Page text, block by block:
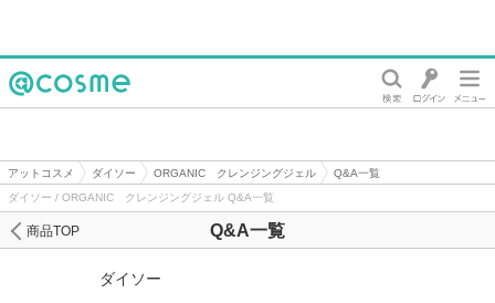
アットコスメ ダイソー ORGANIC クレンジングジェル
Q&A一覧
ダイソー / ORGANIC クレンジングジェル Q&A一覧
Q&A一覧
商品TOP
ダイソー